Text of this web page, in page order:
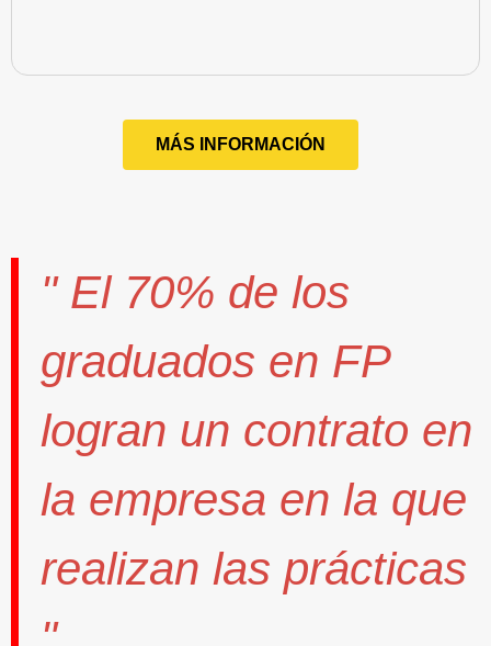
MÁS INFORMACIÓN
" El 70% de los
graduados en FP
logran un contrato en
la empresa en la que
realizan las prácticas